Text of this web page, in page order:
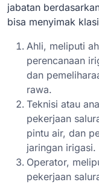
jabatan
bisa menyimak
Ahli, meliputi
perencanaan
dan
rawa.
Teknisi atau
pekerjaan
pintu air, dan
jaringan irigasi.
Operator,
pekerjaan